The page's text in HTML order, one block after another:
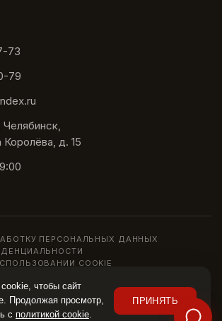
73
79
д. 15
ПЕРСОНАЛЬНЫХ ДАННЫХ
COOKIE
носит справочный характер и не является
(ст. 437 ГК РФ). Цены, наличие и характеристики
чтобы сайт
Продолжая просмотр,
с политикой cookie.
ПРИНЯТЬ